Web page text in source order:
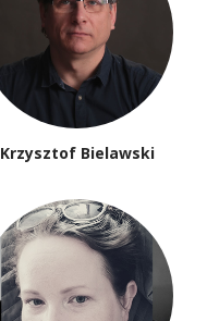
Krzysztof Bielawski